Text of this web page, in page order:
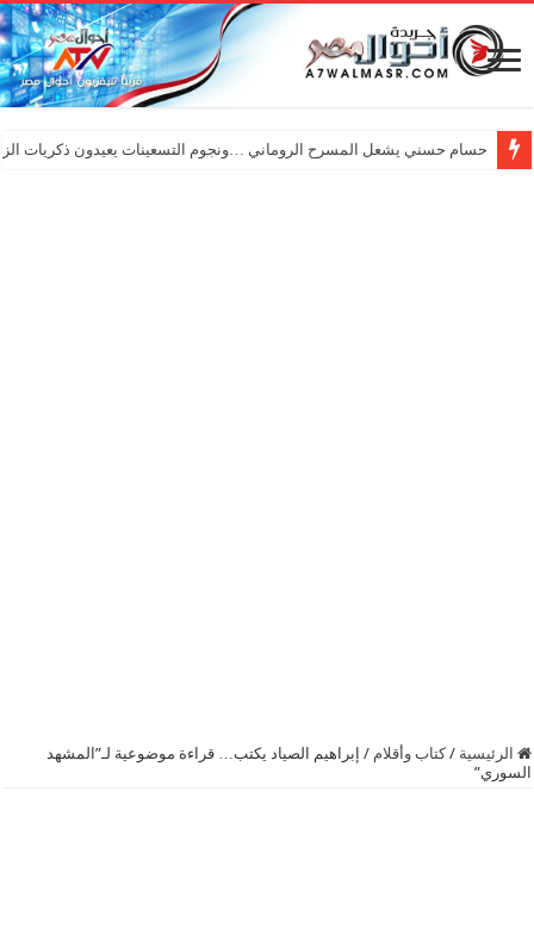
حسام حسني يشعل المسرح الروماني …ونجوم التسعينات يعيدون ذكريات
الرئيسية / كتاب وأقلام / إبراهيم الصياد يكتب… قراءة موضوعية لـ”المشهد
السوري”